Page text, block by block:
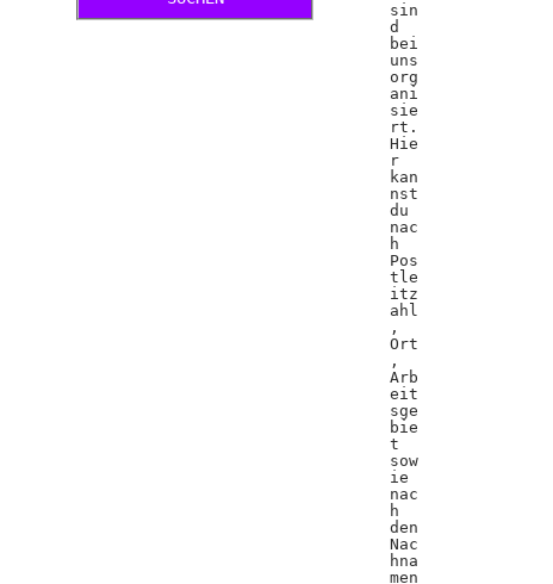
sin
d
bei
uns
org
ani
sie
rt.
Hie
r
kan
nst
du
nac
h
Pos
tle
itz
ahl
,
Ort
,
Arb
eit
sge
bie
t
sow
ie
nac
h
den
Nac
hna
men